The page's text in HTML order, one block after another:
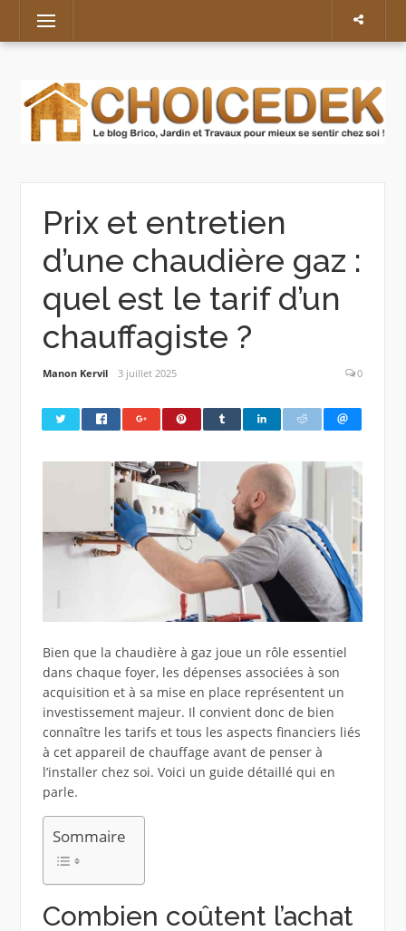
content
Menu
Prix et entretien
d’une chaudière gaz :
quel est le tarif d’un
chauffagiste ?
Manon Kervil 3 juillet 2025 0
Bien que la chaudière à gaz joue un rôle essentiel
dans chaque foyer, les dépenses associées à son
acquisition et à sa mise en place représentent un
investissement majeur. Il convient donc de bien
connaître les tarifs et tous les aspects financiers liés
à cet appareil de chauffage avant de penser à
l’installer chez soi. Voici un guide détaillé qui en
parle.
Sommaire
Combien coûtent l’achat